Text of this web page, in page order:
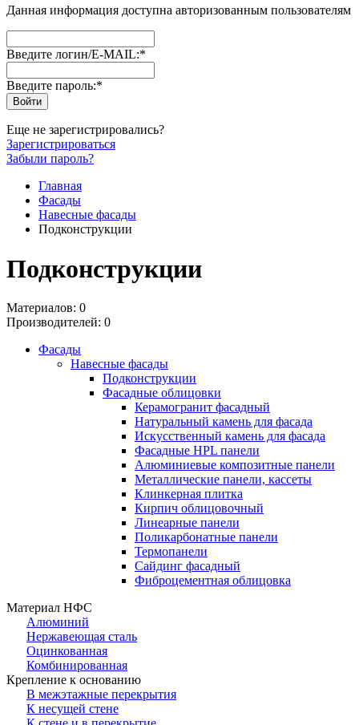
Данная информация доступна авторизованным пользователям
Введите логин/E-MAIL:*
Введите пароль:*
Еще не зарегистрировались?
Зарегистрироваться
Забыли пароль?
Главная
Фасады
Навесные фасады
Подконструкции
Подконструкции
Материалов: 0
Производителей: 0
Фасады
Навесные фасады
Подконструкции
Фасадные облицовки
Керамогранит фасадный
Натуральный камень для фасада
Искусственный камень для фасада
Фасадные HPL панели
Алюминиевые композитные панели
Металлические панели, кассеты
Клинкерная плитка
Кирпич облицовочный
Линеарные панели
Поликарбонатные панели
Термопанели
Сайдинг фасадный
Фиброцементная облицовка
Материал НФС
Алюминий
Нержавеющая сталь
Оцинкованная
Комбинированная
Крепление к основанию
В межэтажные перекрытия
К несущей стене